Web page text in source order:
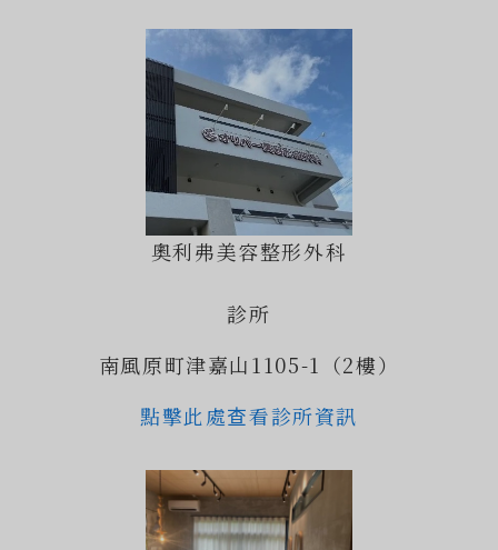
奧利弗美容整形外科
診所
南風原町津嘉山1105-1（2樓）
點擊此處查看診所資訊